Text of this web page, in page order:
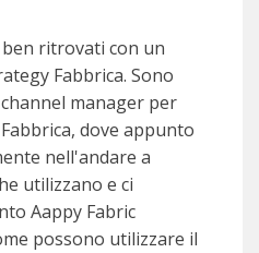
ritrovati con un
Fabbrica. Sono
manager per
dove appunto
nell'andare a
utilizzano e ci
Aappy Fabric
possono utilizzare il